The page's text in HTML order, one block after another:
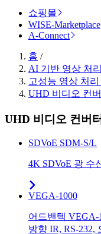
쇼핑몰
WISE-Marketplace
A-Connect
홈 /
AI 기반 영상 처
고성능 영상 처리
UHD 비디오 컨
UHD 비디오 컨버터
SDVoE SDM-S/L
4K SDVoE 광 수
VEGA-1000
어드밴텍 VEGA-
방향 IR, RS-232,